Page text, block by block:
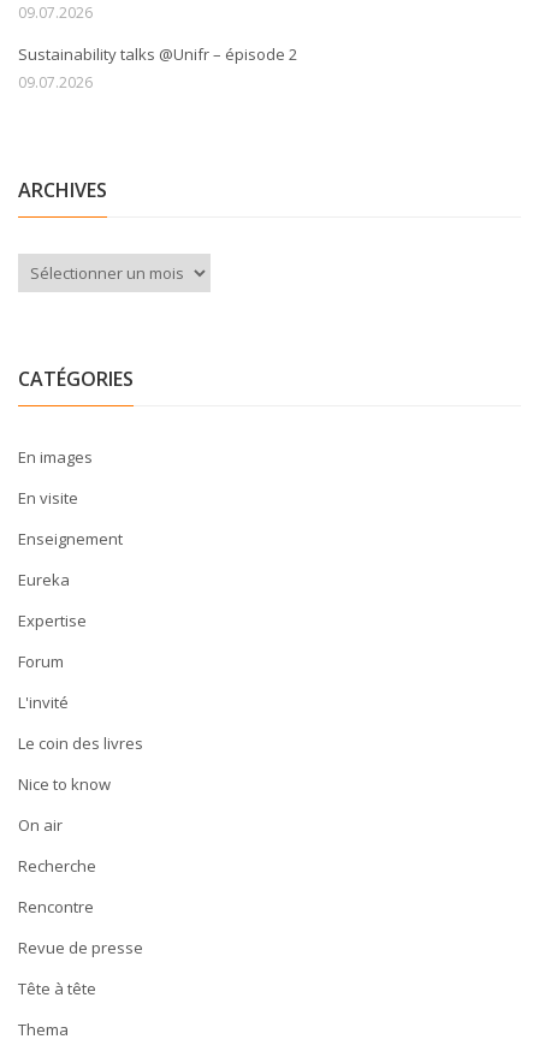
09.07.2026
Sustainability talks @Unifr – épisode 2
09.07.2026
ARCHIVES
Archives
CATÉGORIES
En images
En visite
Enseignement
Eureka
Expertise
Forum
L'invité
Le coin des livres
Nice to know
On air
Recherche
Rencontre
Revue de presse
Tête à tête
Thema